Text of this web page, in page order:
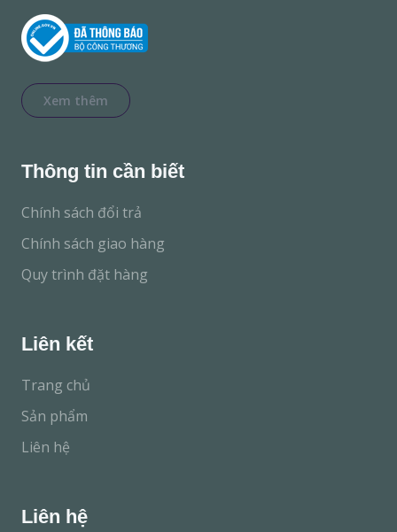
Xem thêm
Thông tin cần biết
Chính sách đổi trả
Chính sách giao hàng
Quy trình đặt hàng
Liên kết
Trang chủ
Sản phẩm
Liên hệ
Liên hệ